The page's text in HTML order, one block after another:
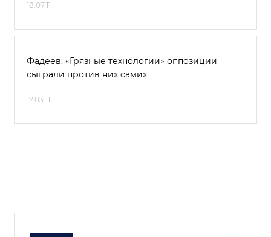
18.07.11
Фадеев: «Грязные технологии» оппозиции
сыграли против них самих
17.03.11